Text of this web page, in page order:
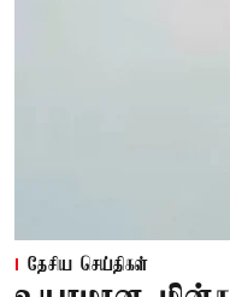
தேசிய செய்திகள்